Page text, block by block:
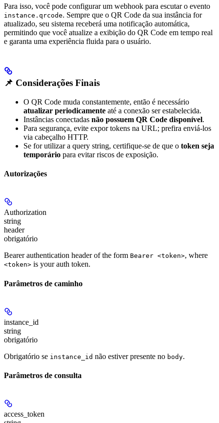
Para isso, você pode configurar um webhook para escutar o evento
instance.qrcode. Sempre que o QR Code da sua instância for
atualizado, seu sistema receberá uma notificação automática,
permitindo que você atualize a exibição do QR Code em tempo real
e garanta uma experiência fluida para o usuário.
📌 Considerações Finais
O QR Code muda constantemente, então é necessário
atualizar periodicamente até a conexão ser estabelecida.
Instâncias conectadas não possuem QR Code disponível.
Para segurança, evite expor tokens na URL; prefira enviá-los
via cabeçalho HTTP.
Se for utilizar a query string, certifique-se de que o token seja
temporário para evitar riscos de exposição.
Autorizações
Authorization
string
header
obrigatório
Bearer authentication header of the form Bearer <token>, where
<token> is your auth token.
Parâmetros de caminho
instance_id
string
obrigatório
Obrigatório se instance_id não estiver presente no body.
Parâmetros de consulta
access_token